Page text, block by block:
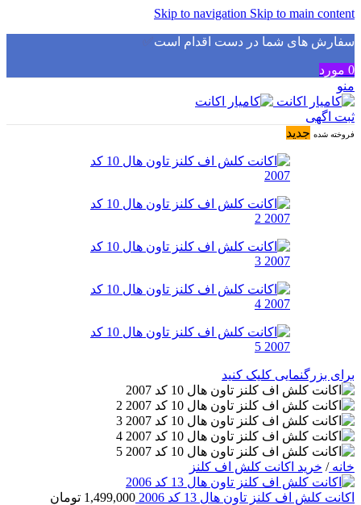
Skip to navigation Skip to main content
سفارش های شما در دست اقدام است✅
0 مورد
منو
ثبت اگهی
فروخته شده جدید
برای بزرگنمایی کلیک کنید
خانه/ خرید اکانت کلش اف کلنز
اکانت کلش اف کلنز تاون هال 13 کد 2006 1,499,000 تومان